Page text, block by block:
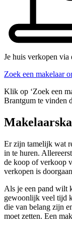
Je huis verkopen via
Zoek een makelaar
Klik op ‘Zoek een
Brantgum te vinden
Er zijn tamelijk wat
in te huren.
de koop of verkoop
verkopen is
Als je een pand wilt
gewoonlijk veel tijd
die van belang zijn
moet zetten. Een